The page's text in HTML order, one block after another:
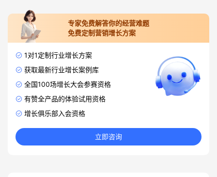
专家免费解答你的经营难题
免费定制营销增长方案
1对1定制行业增长方案
获取最新行业增长案例库
全国100场增长大会参赛资格
有赞全产品的体验试用资格
增长俱乐部入会资格
立即咨询